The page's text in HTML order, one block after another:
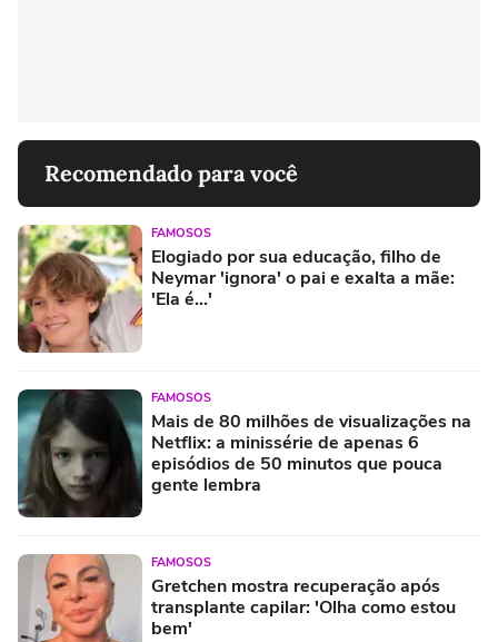
Recomendado para você
FAMOSOS
Elogiado por sua educação, filho de
Neymar 'ignora' o pai e exalta a mãe:
'Ela é...'
FAMOSOS
Mais de 80 milhões de visualizações na
Netflix: a minissérie de apenas 6
episódios de 50 minutos que pouca
gente lembra
FAMOSOS
Gretchen mostra recuperação após
transplante capilar: 'Olha como estou
bem'